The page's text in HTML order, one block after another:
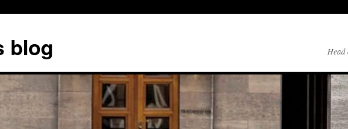
blog Head